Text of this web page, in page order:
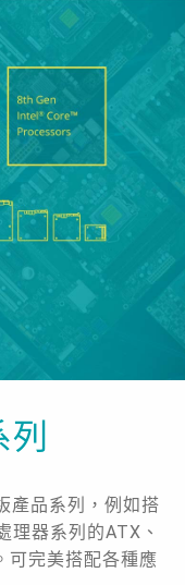
產品系列，例如搭
器系列的ATX、
完美搭配各種應